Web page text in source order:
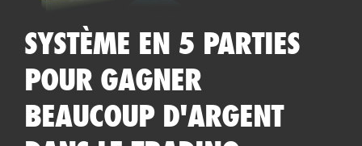
SYSTÈME EN 5 PARTIES
POUR GAGNER
BEAUCOUP D'ARGENT